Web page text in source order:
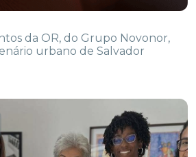
da OR, do Grupo Novonor,
urbano de Salvador